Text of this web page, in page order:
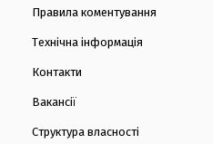
Правила коментування
Технічна інформація
Контакти
Вакансії
Структура власності